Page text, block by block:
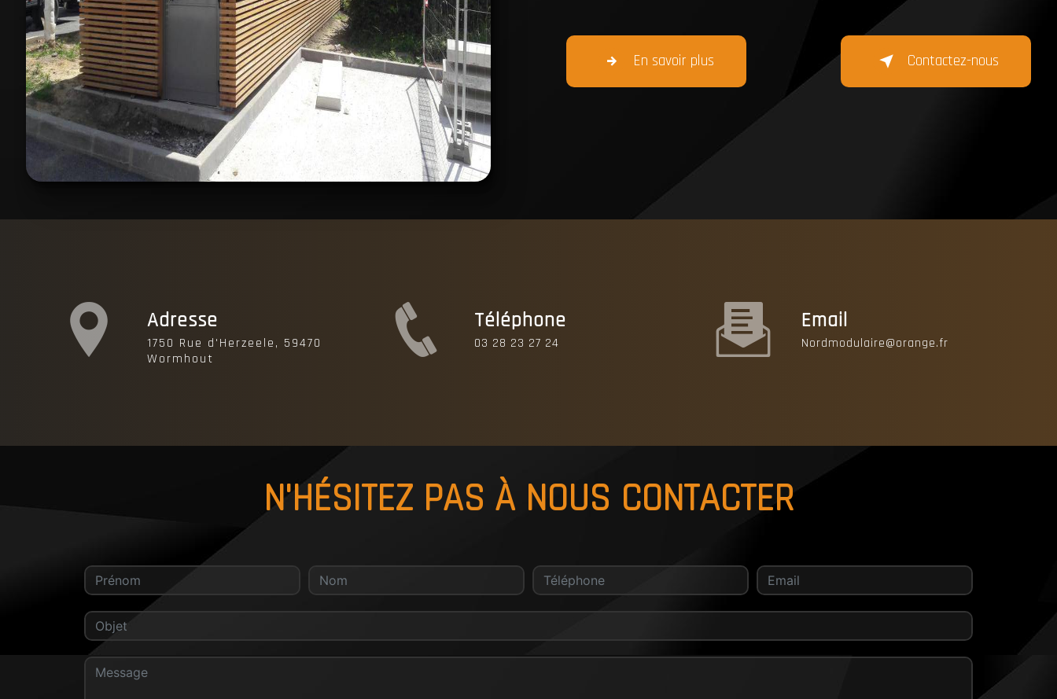
En savoir plus Contactez-nous
Adresse
1750 Rue d'Herzeele, 59470
Wormhout
Téléphone
03 28 23 27 24
Email
nordmodulaire@orange.fr
N'HÉSITEZ PAS À NOUS CONTACTER